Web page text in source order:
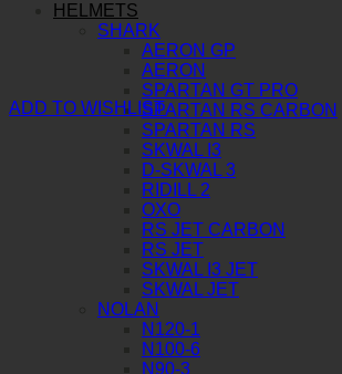
HELMETS
SHARK
AERON GP
AERON
SPARTAN GT PRO
SPARTAN RS CARBON
SPARTAN RS
SKWAL I3
D-SKWAL 3
RIDILL 2
OXO
RS JET CARBON
RS JET
SKWAL I3 JET
SKWAL JET
NOLAN
N120-1
N100-6
N90-3
ADD TO WISHLIST